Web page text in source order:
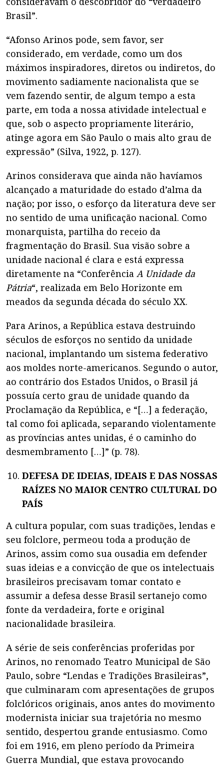
Brasil”.
“Afonso Arinos pode, sem favor, ser
considerado, em verdade, como um dos
máximos inspiradores, diretos ou indiretos, do
movimento sadiamente nacionalista que se
vem fazendo sentir, de algum tempo a esta
parte, em toda a nossa atividade intelectual e
que, sob o aspecto propriamente literário,
atinge agora em São Paulo o mais alto grau de
expressão” (Silva, 1922, p. 127).
Arinos considerava que ainda não havíamos
alcançado a maturidade do estado d’alma da
nação; por isso, o esforço da literatura deve ser
no sentido de uma unificação nacional. Como
monarquista, partilha do receio da
fragmentação do Brasil. Sua visão sobre a
unidade nacional é clara e está expressa
diretamente na “Conferência A Unidade da
Pátria“, realizada em Belo Horizonte em
meados da segunda década do século XX.
Para Arinos, a República estava destruindo
séculos de esforços no sentido da unidade
nacional, implantando um sistema federativo
aos moldes norte-americanos. Segundo o autor,
ao contrário dos Estados Unidos, o Brasil já
possuía certo grau de unidade quando da
Proclamação da República, e “[…] a federação,
tal como foi aplicada, separando violentamente
as províncias antes unidas, é o caminho do
desmembramento […]” (p. 78).
DEFESA DE IDEIAS, IDEAIS E DAS NOSSAS
RAÍZES NO MAIOR CENTRO CULTURAL DO
PAÍS
A cultura popular, com suas tradições, lendas e
seu folclore, permeou toda a produção de
Arinos, assim como sua ousadia em defender
suas ideias e a convicção de que os intelectuais
brasileiros precisavam tomar contato e
assumir a defesa desse Brasil sertanejo como
fonte da verdadeira, forte e original
nacionalidade brasileira.
A série de seis conferências proferidas por
Arinos, no renomado Teatro Municipal de São
Paulo, sobre “Lendas e Tradições Brasileiras”,
que culminaram com apresentações de grupos
folclóricos originais, anos antes do movimento
modernista iniciar sua trajetória no mesmo
sentido, despertou grande entusiasmo. Como
foi em 1916, em pleno período da Primeira
Guerra Mundial, que estava provocando